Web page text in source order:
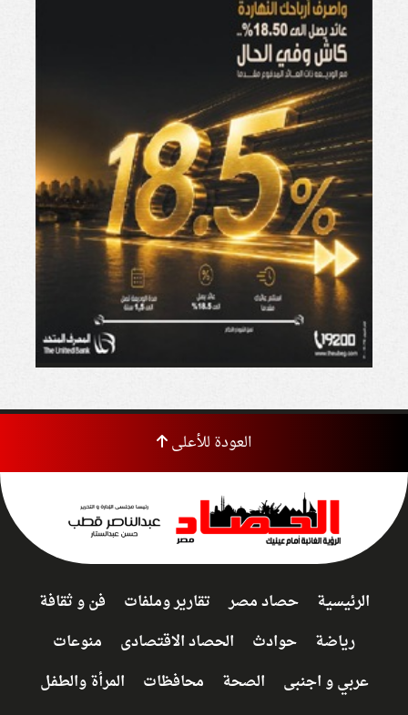
العودة للأعلى
الرئيسية حصاد مصر تقارير وملفات
فن و ثقافة
رياضة
حوادث الحصاد الاقتصادى
منوعات
عربي و اجنبى
الصحة محافظات
المرأة والطفل